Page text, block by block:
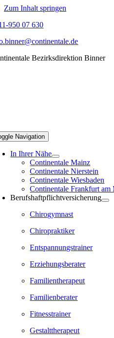
Zum Inhalt springen
950 07 630
Bezirksdirektion Binner
Navigation
In Ihrer Nähe
Continentale Mainz
Continentale Nierstein
Continentale Wiesbaden
Continentale Frankfurt
Berufshaftpflichtversicherung
Chirogymnast
Chiropraktiker
Entspannungstrainer
Erziehungsberater
Familientherapeut
Familienberater
Fitnesstrainer
Gestalttherapeut